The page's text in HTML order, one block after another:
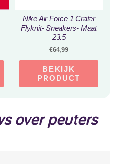
Nike Air Force 1 Crater
Flyknit- Sneakers- Maat
23.5
€64,99
BEKIJK
PRODUCT
over peuters